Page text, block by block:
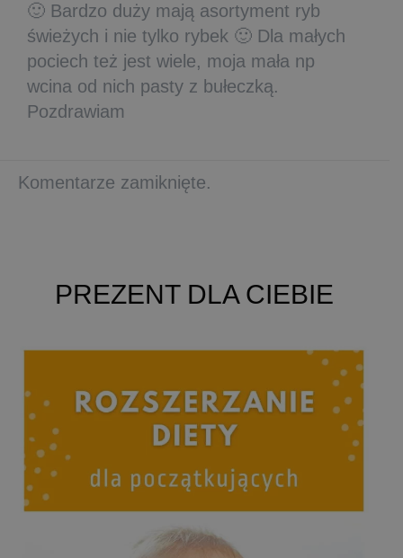
🙂 Bardzo duży mają asortyment ryb
świeżych i nie tylko rybek 🙂 Dla małych
pociech też jest wiele, moja mała np
wcina od nich pasty z bułeczką.
Pozdrawiam
Komentarze zamiknięte.
PREZENT DLA CIEBIE